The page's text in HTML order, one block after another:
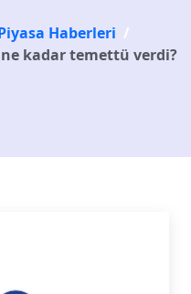
Haberleri /
ne kadar temettü verdi?